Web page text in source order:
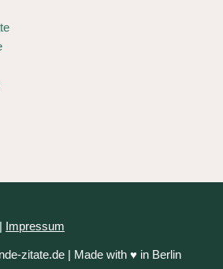
| Impressum
zitate.de | Made with ♥ in Berlin